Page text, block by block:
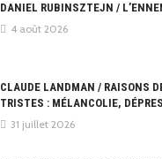
DANIEL RUBINSZTEJN /
4 août 2026
CLAUDE LANDMAN / RAISONS
TRISTES : MÉLANCOLIE,
31 juillet 2026